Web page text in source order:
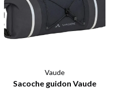
Vaude
Sacoche guidon Vaude